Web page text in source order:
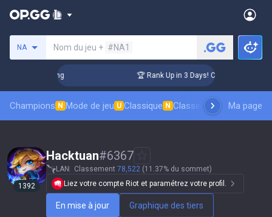
NA Nom du jeu + #NA1
🏆 Rank Up in 3 Days! Challenger Coaching
Champions N Mode de jeu U Classique N Classement des skins
Ma page
1392
Hacktuan#6367
LAN Classement 78,522 (11.37% du sommet)
Liez votre compte Riot et paramétrez votre profil.
En mise à jour Graphique des tiers